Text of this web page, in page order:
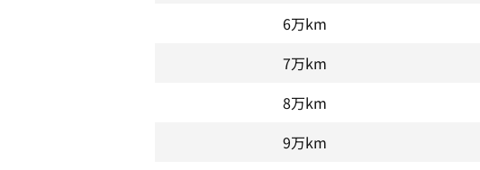
6万km
7万km
8万km
9万km